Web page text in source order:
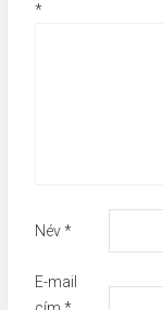
*
Név*
E-mail